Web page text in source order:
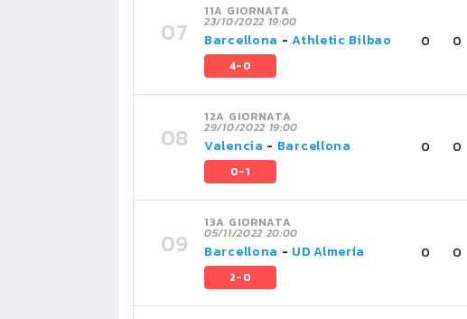
11A GIORNATA
23/10/2022 19:00
Barcellona -Athletic Bilbao
4-0
0 0
12A GIORNATA
29/10/2022 19:00
Valencia - Barcellona
0-1
0 0
13A GIORNATA
05/11/2022 20:00
Barcellona - UD Almería
2-0
0 0